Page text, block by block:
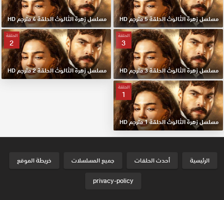
مسلسل زهرة الثالوث الحلقة 5 مترجم HD مسلسل زهرة الثالوث الحلقة 4 مترجم HD
الحلقة
3
مسلسل زهرة الثالوث الحلقة 3 مترجم HD
الحلقة
2
مسلسل زهرة الثالوث الحلقة 2 مترجم HD
الحلقة
1
مسلسل زهرة الثالوث الحلقة 1 مترجم HD
الرئيسية أحدث الحلقات جميع المسلسلات
خريطة الموقع
privacy-policy